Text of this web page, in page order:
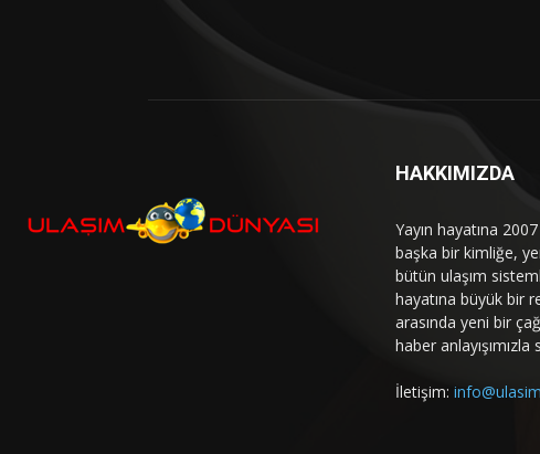
HAKKIMIZDA
Yayın hayatına
başka bir kimliğe,
bütün ulaşım
hayatına büyük bir
arasında yeni bir
haber
İletişim: